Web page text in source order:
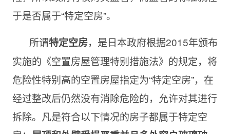
于是否属于“特定空房”。
所谓特定空房，是日本政府根据2015年颁布
实施的《空置房屋管理特别措施法》的规定，将
危险性特别高的空置房屋指定为“特定空房”，在
经过整改后仍然没有消除危险的，允许对其进行
拆除。凡是符合以下情况的房子都属于特定空